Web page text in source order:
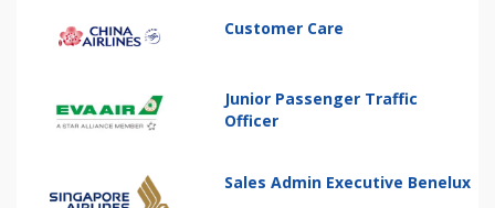
Customer Care
Junior Passenger Traffic
Officer
Sales Admin Executive Benelux